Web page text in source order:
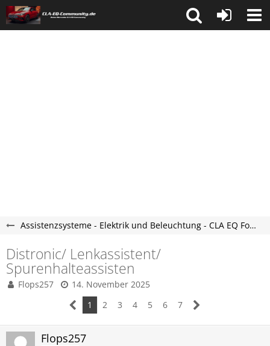
Assistenzsysteme - Elektrik und Beleuchtung - CLA EQ Forum
Distronic/ Lenkassistent/
Spurenhalteassisten
Flops257
14. November 2025
1
2 3 4 5 6 7
Flops257